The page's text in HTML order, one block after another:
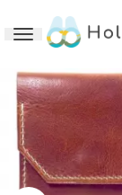
Toggle